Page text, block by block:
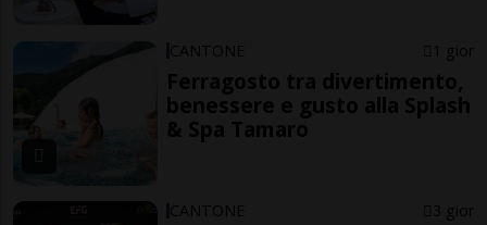
CANTONE 1 gior
Ferragosto tra divertimento,
benessere e gusto alla Splash
& Spa Tamaro
CANTONE 3 gior